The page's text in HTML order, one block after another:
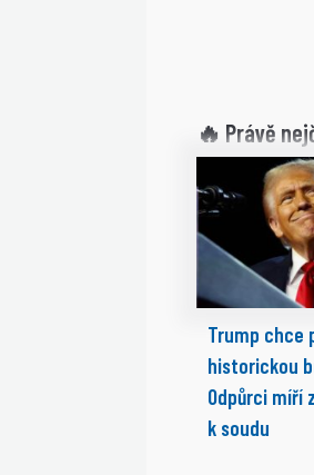
🔥 Právě
Trump chce
historickou
Odpůrci míří
k soudu